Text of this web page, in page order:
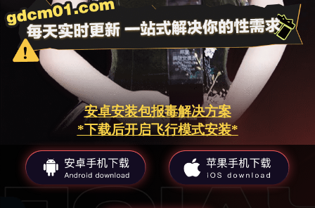
安卓安装包报毒解决方案
*下载后开启飞行模式安装*